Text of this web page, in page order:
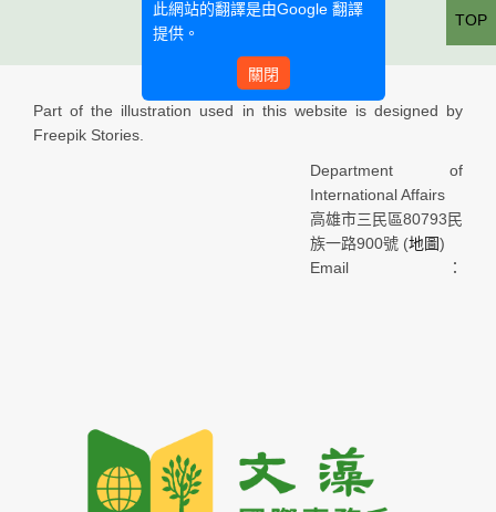
Part of the illustration used in this website is designed by
Freepik Stories.
Department of
International Affairs
高雄市三民區80793民
族一路900號 (地圖)
Email：
TOP
此網站的翻譯是由Google 翻譯
提供。
關閉